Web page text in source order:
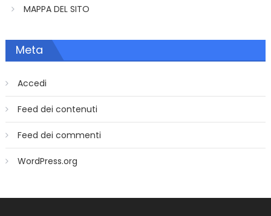
MAPPA DEL SITO
Meta
Accedi
Feed dei contenuti
Feed dei commenti
WordPress.org